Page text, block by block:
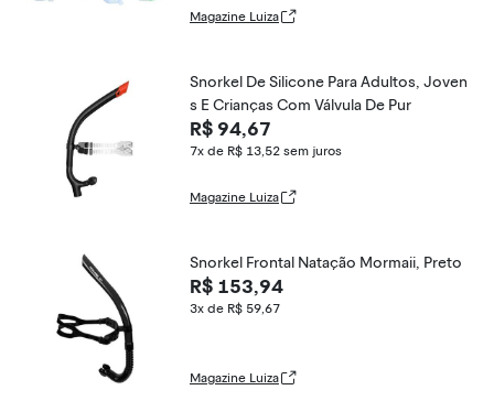
Magazine Luiza
Snorkel De Silicone Para Adultos, Joven
s E Crianças Com Válvula De Pur
R$ 94,67
7x de R$ 13,52 sem juros
Magazine Luiza
Snorkel Frontal Natação Mormaii, Preto
R$ 153,94
3x de R$ 59,67
Magazine Luiza